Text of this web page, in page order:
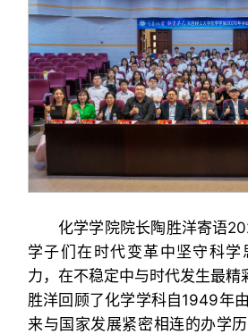
化学学院院长陶胜洋寄语
学子们在时代变革中坚守科
力，在不稳定中与时代发生最精
胜洋回顾了化学学科自1949年
来与国家发展紧密相连的办学